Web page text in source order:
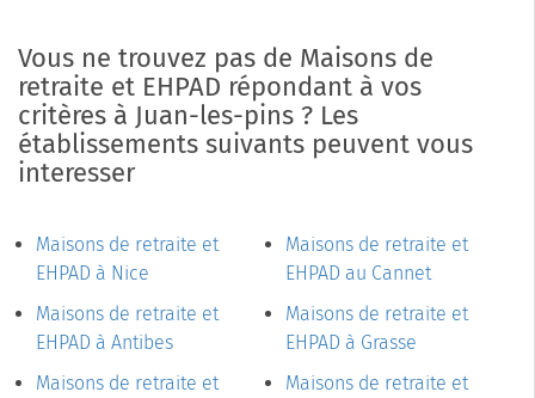
Vous ne trouvez pas de Maisons de
retraite et EHPAD répondant à vos
critères à Juan-les-pins ? Les
établissements suivants peuvent vous
interesser
Maisons de retraite et
EHPAD à Nice
Maisons de retraite et
EHPAD à Antibes
Maisons de retraite et
Maisons de retraite et
EHPAD au Cannet
Maisons de retraite et
EHPAD à Grasse
Maisons de retraite et